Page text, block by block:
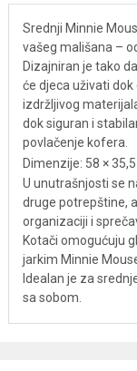
Srednji Minnie
vašeg mališana –
Dizajniran je tako
će djeca uživati
izdržljivog
dok siguran i
povlačenje kofera.
Dimenzije: 58 ×
U unutrašnjosti se
druge potrepštine,
organizaciji i
Kotači omogućuju
jarkim Minnie
Idealan je za
sa sobom.